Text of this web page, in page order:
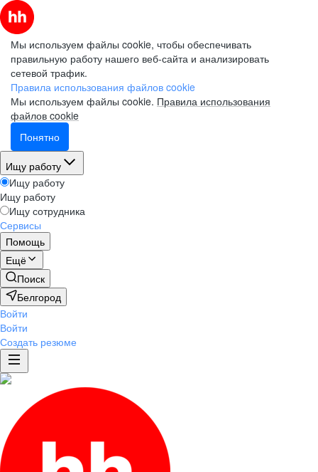
Мы используем файлы cookie, чтобы обеспечивать
правильную работу нашего веб-сайта и анализировать
сетевой трафик.
Правила использования файлов cookie
Мы используем файлы cookie. Правила использования
файлов cookie
Понятно
Ищу работу
Ищу работу
Ищу работу
Ищу сотрудника
Сервисы
Помощь
Ещё
Поиск
Белгород
Войти
Войти
Создать резюме